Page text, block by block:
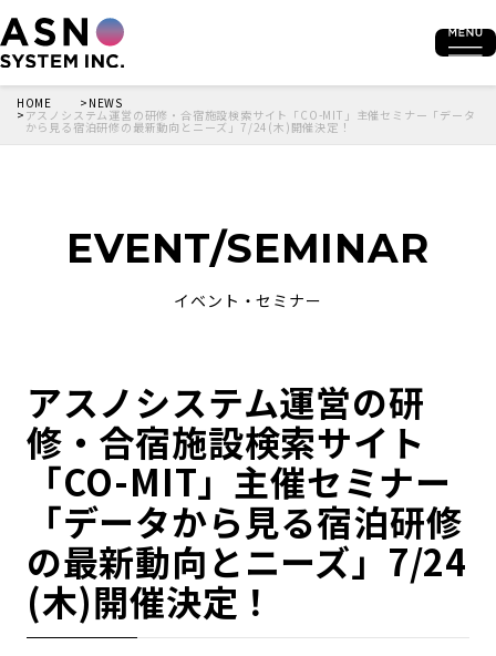
HOME NEWS
アスノシステム運営の研修・合宿施設検索サイト「CO-MIT」主催セミナー「データ
から見る宿泊研修の最新動向とニーズ」7/24(木)開催決定！
EVENT/SEMINAR
イベント・セミナー
アスノシステム運営の研
修・合宿施設検索サイト
「CO-MIT」主催セミナー
「データから見る宿泊研修
の最新動向とニーズ」7/24
(木)開催決定！